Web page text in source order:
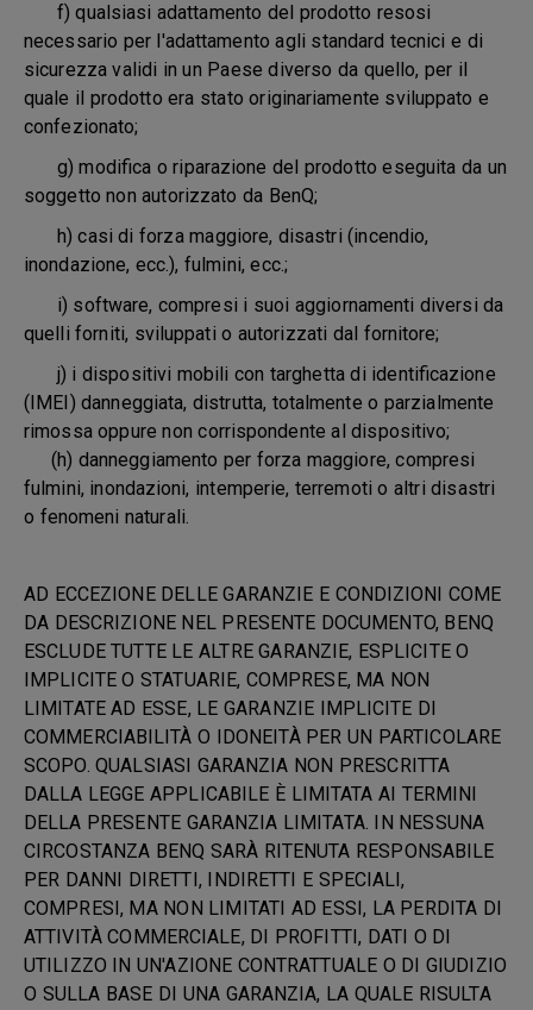
f) qualsiasi adattamento del prodotto resosi
necessario per l'adattamento agli standard tecnici e di
sicurezza validi in un Paese diverso da quello, per il
quale il prodotto era stato originariamente sviluppato e
confezionato;
g) modifica o riparazione del prodotto eseguita da un
soggetto non autorizzato da BenQ;
h) casi di forza maggiore, disastri (incendio,
inondazione, ecc.), fulmini, ecc.;
i) software, compresi i suoi aggiornamenti diversi da
quelli forniti, sviluppati o autorizzati dal fornitore;
j) i dispositivi mobili con targhetta di identificazione
(IMEI) danneggiata, distrutta, totalmente o parzialmente
rimossa oppure non corrispondente al dispositivo;
(h) danneggiamento per forza maggiore, compresi
fulmini, inondazioni, intemperie, terremoti o altri disastri
o fenomeni naturali.
AD ECCEZIONE DELLE GARANZIE E CONDIZIONI COME
DA DESCRIZIONE NEL PRESENTE DOCUMENTO, BENQ
ESCLUDE TUTTE LE ALTRE GARANZIE, ESPLICITE O
IMPLICITE O STATUARIE, COMPRESE, MA NON
LIMITATE AD ESSE, LE GARANZIE IMPLICITE DI
COMMERCIABILITÀ O IDONEITÀ PER UN PARTICOLARE
SCOPO. QUALSIASI GARANZIA NON PRESCRITTA
DALLA LEGGE APPLICABILE È LIMITATA AI TERMINI
DELLA PRESENTE GARANZIA LIMITATA. IN NESSUNA
CIRCOSTANZA BENQ SARÀ RITENUTA RESPONSABILE
PER DANNI DIRETTI, INDIRETTI E SPECIALI,
COMPRESI, MA NON LIMITATI AD ESSI, LA PERDITA DI
ATTIVITÀ COMMERCIALE, DI PROFITTI, DATI O DI
UTILIZZO IN UN'AZIONE CONTRATTUALE O DI GIUDIZIO
O SULLA BASE DI UNA GARANZIA, LA QUALE RISULTA